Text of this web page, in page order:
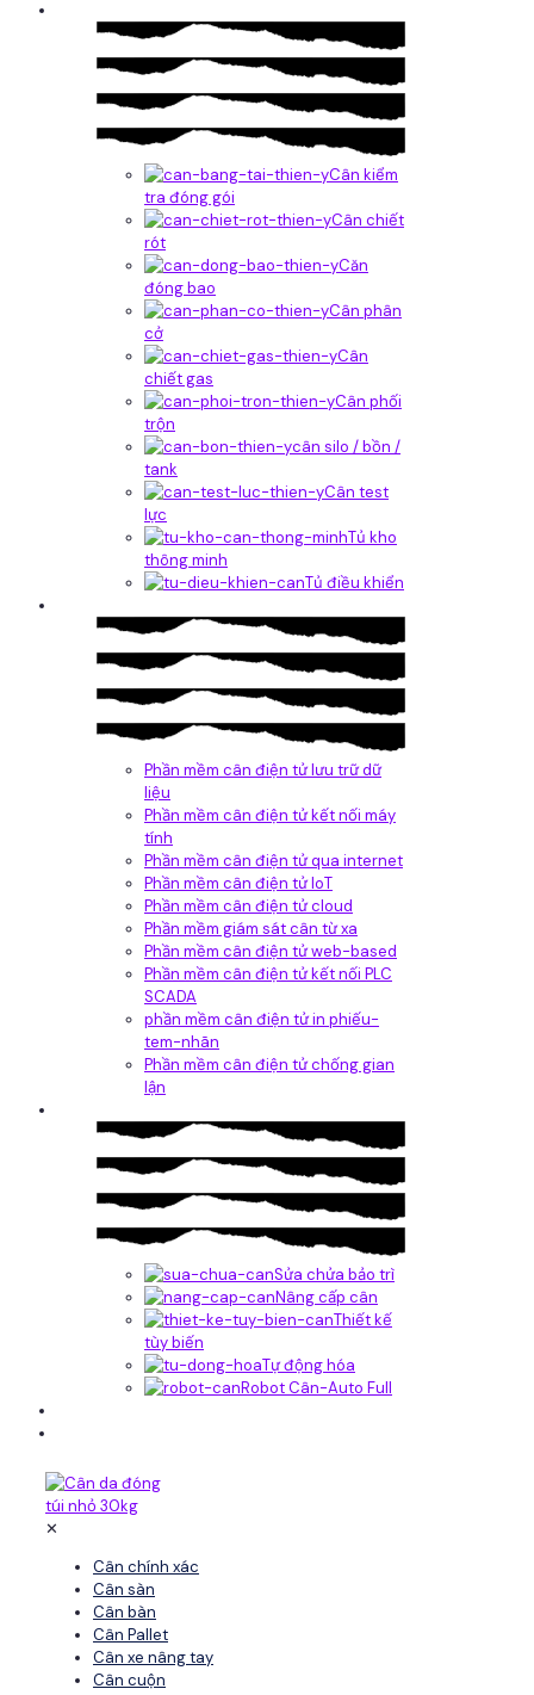
Cân kiểm
tra đóng gói
Cân chiết
rót
Căn
đóng bao
Cân phân
cở
Cân
chiết gas
Cân phối
trộn
cân silo / bồn /
tank
Cân test
lực
Tủ kho
thông minh
Tủ điều khiển
Phần mềm cân điện tử lưu trữ dữ
liệu
Phần mềm cân điện tử kết nối máy
tính
Phần mềm cân điện tử qua internet
Phần mềm cân điện tử IoT
Phần mềm cân điện tử cloud
Phần mềm giám sát cân từ xa
Phần mềm cân điện tử web-based
Phần mềm cân điện tử kết nối PLC
SCADA
phần mềm cân điện tử in phiếu-
tem-nhãn
Phần mềm cân điện tử chống gian
lận
Sửa chửa bảo trì
Nâng cấp cân
Thiết kế
tùy biến
Tự động hóa
Robot Cân-Auto Full
✕
Cân chính xác
Cân sàn
Cân bàn
Cân Pallet
Cân xe nâng tay
Cân cuộn